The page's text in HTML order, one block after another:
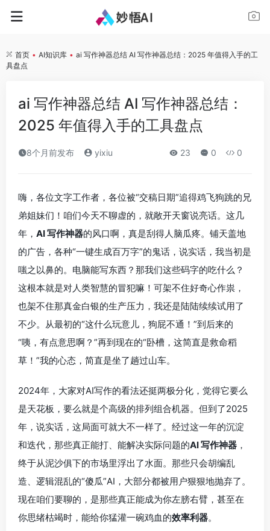
首页 • AI知识库 • ai 写作神器总结 AI 写作神器总结：2025 年值得入手的工
具盘点
ai 写作神器总结 AI 写作神器总结：
2025 年值得入手的工具盘点
8个月前发布 yixiu 23 0 0
嗨，各位文字工作者，各位被“交稿日期”追得鸡飞狗跳的兄
弟姐妹们！咱们今天不聊虚的，就敞开天窗说亮话。这几
年， AI 写作神器的风口啊，真是刮得人脑瓜疼。铺天盖地
的广告，各种“一键生成百万字”的鬼话，说实话，我当初是
嗤之以鼻的。电脑能写东西？那我们这些码字的吃什么？
这根本就是对人类智慧的冒犯嘛！可架不住好奇心作祟，
也架不住那真金白银的生产压力，我还是陆陆续续试用了
不少。从最初的“这什么玩意儿，狗屁不通！”到后来的
“咦，有点意思啊？”再到现在的“卧槽，这简直是救命稻
草！”我的心态，简直是坐了趟过山车。
2024年，大家对AI写作的看法还挺两极分化，觉得它要么
是天花板，要么就是个高级的排列组合机器。但到了2025
年，说实话，这局面可就大不一样了。经过这一年的沉淀
和迭代，那些真正能打、能解决实际问题的AI 写作神器 ，
终于从泥沙俱下的市场里浮出了水面。那些只会胡编乱
造、逻辑混乱的“傻瓜”AI，大部分都被用户狠狠地抛弃了。
现在咱们要聊的，是那些真正能成为你左膀右臂，甚至在
你思绪枯竭时，能给你猛灌一碗鸡血的效率利器。